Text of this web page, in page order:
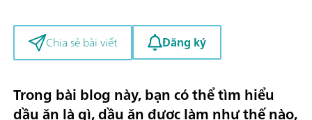
Chia sẻ bài viết Đăng ký
Trong bài blog này, bạn có thể tìm hiểu
dầu ăn là gì, dầu ăn được làm như thế nào,